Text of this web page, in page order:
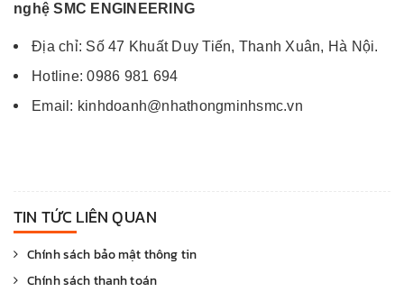
nghệ SMC ENGINEERING
Địa chỉ: Số 47 Khuất Duy Tiến, Thanh Xuân, Hà Nội.
Hotline: 0986 981 694
Email: kinhdoanh@nhathongminhsmc.vn
TIN TỨC LIÊN QUAN
Chính sách bảo mật thông tin
Chính sách thanh toán